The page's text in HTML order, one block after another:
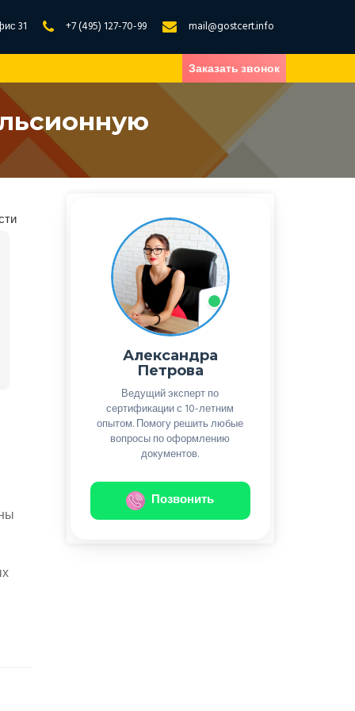
31 +7 (495) 127-70-99 mail@gostcert.info
Заказать звонок
Александра
Петрова
Ведущий эксперт по
сертификации с 10-летним
опытом. Помогу решить любые
вопросы по оформлению
документов.
Позвонить